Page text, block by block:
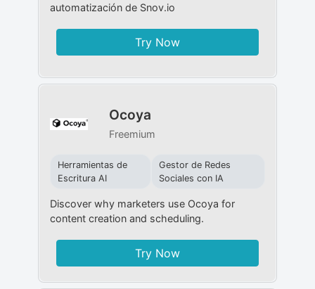
automatización de Snov.io
Try Now
Ocoya
Freemium
Herramientas de
Escritura AI
Gestor de Redes
Sociales con IA
Discover why marketers use Ocoya for
content creation and scheduling.
Try Now